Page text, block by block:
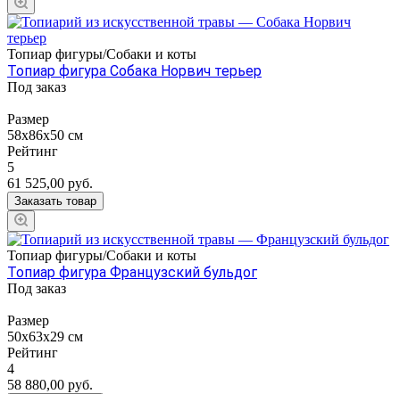
Топиар фигуры/Собаки и коты
Топиар фигура Собака Норвич терьер
Под заказ
Размер
58х86х50 см
Рейтинг
5
61 525,00 руб.
Заказать товар
Топиар фигуры/Собаки и коты
Топиар фигура Французский бульдог
Под заказ
Размер
50х63х29 см
Рейтинг
4
58 880,00 руб.